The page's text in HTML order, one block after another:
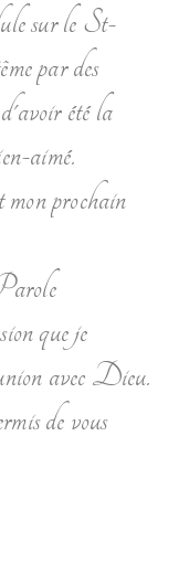
sur le St-
par des
été la
aimé.
prochain
que je
avec Dieu.
de vous